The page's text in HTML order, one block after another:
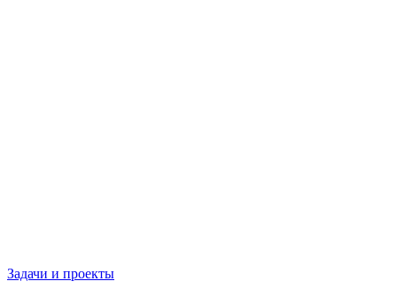
Задачи и проекты